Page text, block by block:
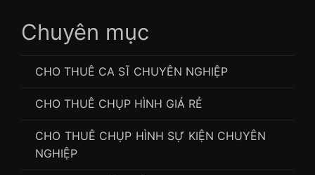
Chuyên mục
CHO THUÊ CA SĨ CHUYÊN NGHIỆP
CHO THUÊ CHỤP HÌNH GIÁ RẺ
CHO THUÊ CHỤP HÌNH SỰ KIỆN CHUYÊN
NGHIỆP